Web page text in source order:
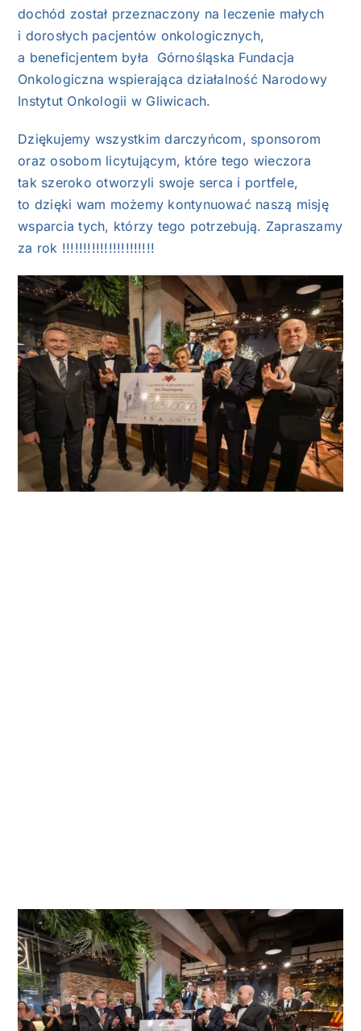
dochód został przeznaczony na leczenie małych
i dorosłych pacjentów onkologicznych,
a beneficjentem była
Górnośląska Fundacja
Onkologiczna wspierająca działalnośćNarodowy
Instytut Onkologii w Gliwicach.
Dziękujemy wszystkim darczyńcom, sponsorom
oraz osobom licytującym, które tego wieczora
tak szeroko otworzyli swoje serca i portfele,
to dzięki wam możemy kontynuować naszą misję
wsparcia tych, którzy tego potrzebują. Zapraszamy
za rok !!!!!!!!!!!!!!!!!!!!!!